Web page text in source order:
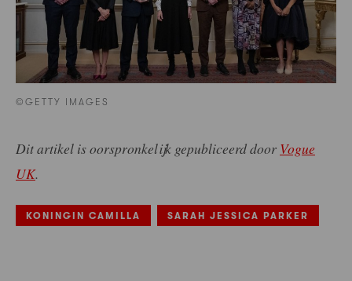
©GETTY IMAGES
Dit artikel is oorspronkelijk gepubliceerd door Vogue
UK.
KONINGIN CAMILLA SARAH JESSICA PARKER